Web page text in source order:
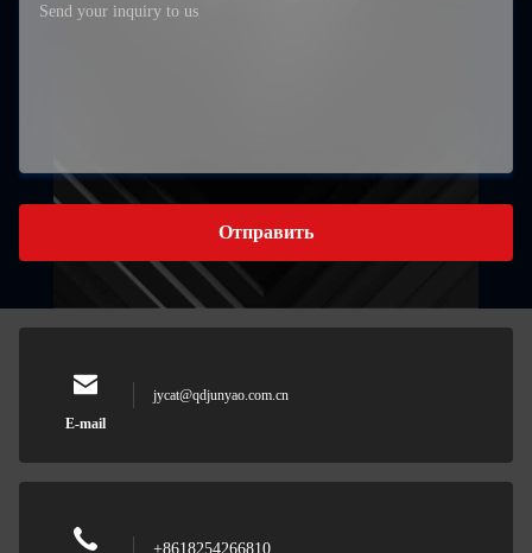
Отправить
E-mail
jycat@qdjunyao.com.cn
+8618254266810